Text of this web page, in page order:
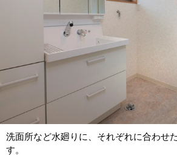
洗面所など水廻りに、それぞれに合わせ
す。